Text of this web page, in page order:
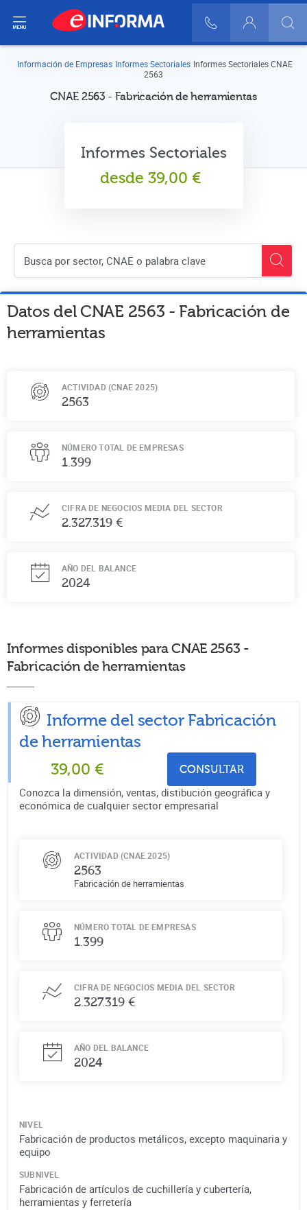
900 10 30 20
Login
Información de Empresas Informes Sectoriales Informes Sectoriales CNAE
2563
CNAE 2563 - Fabricación de herramientas
Informes Sectoriales
desde 39,00 €
Datos del CNAE 2563 - Fabricación de
herramientas
ACTIVIDAD (CNAE 2025)
2563
NÚMERO TOTAL DE EMPRESAS
1.399
CIFRA DE NEGOCIOS MEDIA DEL SECTOR
2.327.319 €
AÑO DEL BALANCE
2024
Informes disponibles para CNAE 2563 -
Fabricación de herramientas
Informe del sector Fabricación
de herramientas
39,00 € CONSULTAR
Conozca la dimensión, ventas, distibución geográfica y
económica de cualquier sector empresarial
ACTIVIDAD (CNAE 2025)
2563
Fabricación de herramientas
NÚMERO TOTAL DE EMPRESAS
1.399
CIFRA DE NEGOCIOS MEDIA DEL SECTOR
2.327.319 €
AÑO DEL BALANCE
2024
NIVEL
Fabricación de productos metálicos, excepto maquinaria y
equipo
SUBNIVEL
Fabricación de artículos de cuchillería y cubertería,
herramientas y ferretería